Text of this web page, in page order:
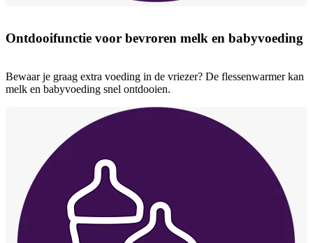
Ontdooifunctie voor bevroren melk en babyvoeding
Bewaar je graag extra voeding in de vriezer? De flessenwarmer kan
melk en babyvoeding snel ontdooien.